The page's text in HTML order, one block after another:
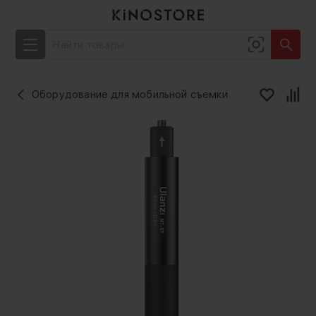
Оборудование для мобильной съемки